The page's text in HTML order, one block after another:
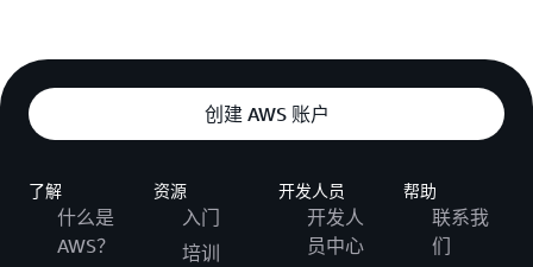
创建 AWS 账户
了解
什么是
AWS？
资源
入门
培训
开发人员
开发人
员中心
帮助
联系我
们